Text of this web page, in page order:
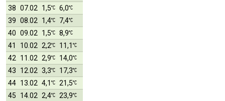
38 07.02 1,5
6,0
39 08.02 1,4
7,4
40 09.02 1,5
8,9
41
10.02 2,2
11,1
42
11.02 2,9
14,0
43
12.02 3,3
17,3
44 13.02 4,1
21,5
45
14.02 2,4
23,9